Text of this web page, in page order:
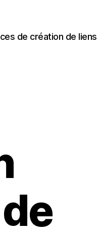
de création de liens